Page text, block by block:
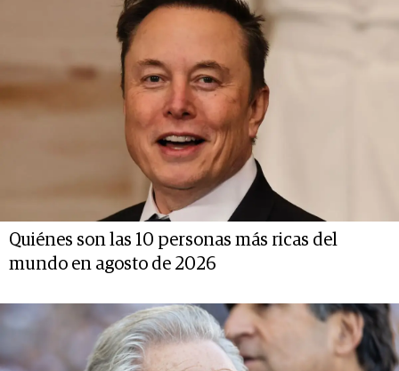
Quiénes son las 10 personas más ricas del
mundo en agosto de 2026